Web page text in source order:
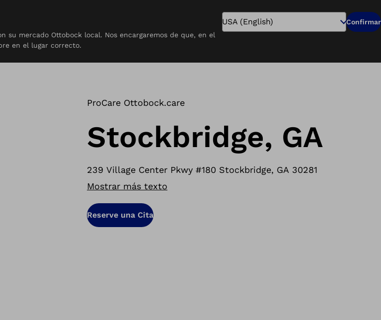
mercado Ottobock local. Nos encargaremos de que, en el
en el lugar correcto.
Confirmar
Buscar
Pago en Línea
ProCare Ottobock.care
Stockbridge, GA
239 Village Center Pkwy #180 Stockbridge, GA 30281
Mostrar más texto
Reserve una Cita